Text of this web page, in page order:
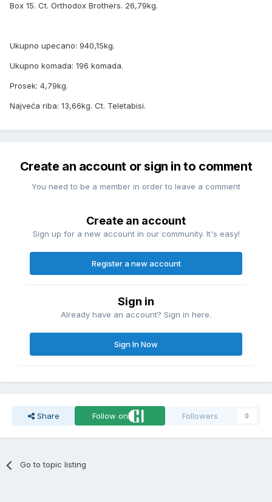
Box 15. Ct. Orthodox Brothers. 26,79kg.
Ukupno upecano: 940,15kg.
Ukupno komada: 196 komada.
Prosek: 4,79kg.
Najveća riba: 13,66kg. Ct. Teletabisi.
Create an account or sign in to comment
You need to be a member in order to leave a comment
Create an account
Sign up for a new account in our community. It's easy!
Register a new account
Sign in
Already have an account? Sign in here.
Sign In Now
Share Follow on Followers 0
Go to topic listing